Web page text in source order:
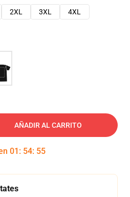
2XL 3XL
4XL
AÑADIR AL CARRITO
01 : 54: 54